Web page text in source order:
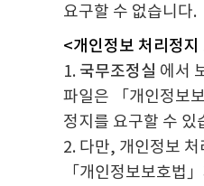
요구할 수 없습니다.
<개인정보 처리정지
1. 국무조정실 에서
파일은 「개인정보
정지를 요구할 수 있
2. 다만, 개인정보 처
「개인정보보호법